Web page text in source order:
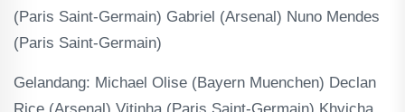
(Paris Saint-Germain) Gabriel (Arsenal) Nuno Mendes
(Paris Saint-Germain)
Gelandang: Michael Olise (Bayern Muenchen) Declan